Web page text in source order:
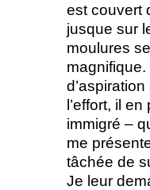
est couvert
jusque sur
moulures
l’effort, il
immigré –
me
tâchée de
Je leur